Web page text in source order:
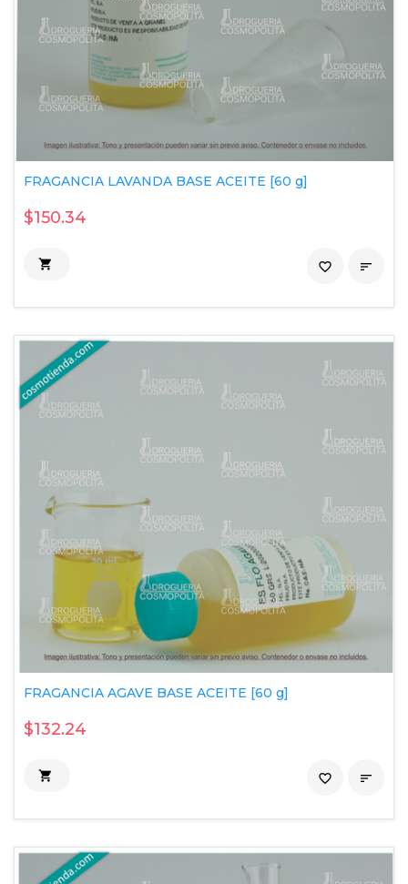
FRAGANCIA LAVANDA BASE ACEITE [60 g]
$150.34
 
favorite_border
FRAGANCIA AGAVE BASE ACEITE [60 g]
$132.24
 
favorite_border